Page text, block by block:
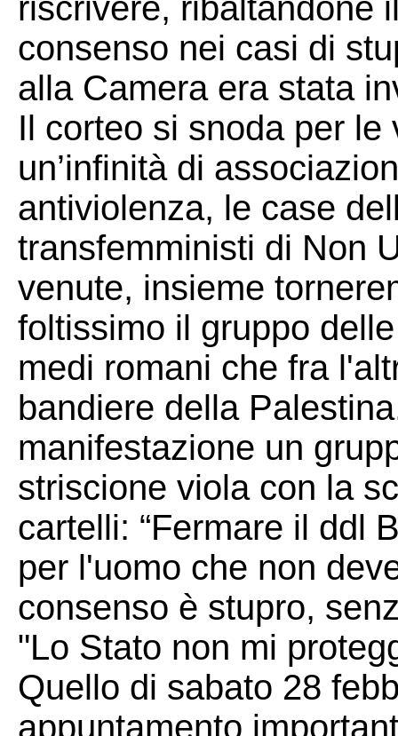
riscrivere, ribaltandone
consenso nei casi di
alla Camera era stata
Il corteo si snoda per
un’infinità di
antiviolenza, le case
transfemministi di Non
venute, insieme
foltissimo il gruppo
medi romani che fra
bandiere della
manifestazione un
striscione viola con la
cartelli: “Fermare il ddl
per l'uomo che non
consenso è stupro,
"Lo Stato non mi
Quello di sabato 28
appuntamento